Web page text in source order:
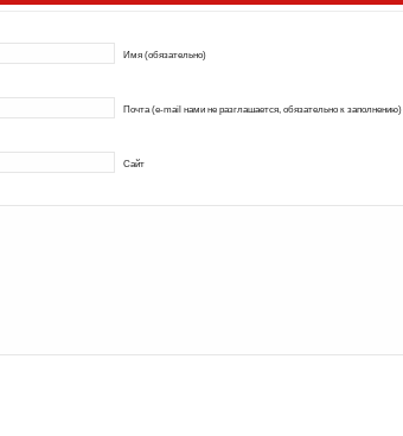
Имя (обязательно)
Почта (e-mail нами не разглашается, обязательно к заполнению)
Сайт